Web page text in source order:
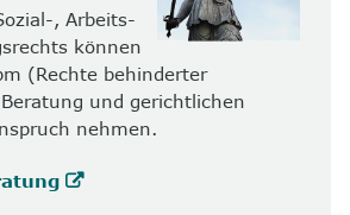
, Arbeits-
können
(Rechte behinderter
und gerichtlichen
nehmen.